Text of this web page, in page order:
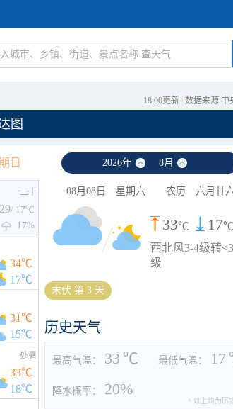
18:00更新 数据来源 中
图
日
二十
29/ 17℃
17%
34℃
17℃
31℃
15℃
处暑
33℃
18℃
2026年 8月
08月08日 星期六 农历 六月廿
33℃ 17℃
西北风3-4级转<3
级
末伏 第 3 天
历史天气
最高气温： 33 ℃ 最低气温： 17
降水概率： 20%
* 以上均为历